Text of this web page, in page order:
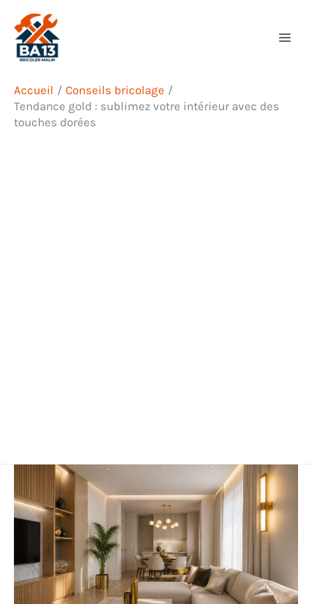
contenu
Accueil
Conseils bricolage
Tendance gold : sublimez votre intérieur avec des
touches dorées
Rechercher